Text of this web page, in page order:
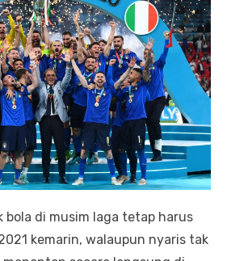
bola di musim laga tetap harus
kemarin, walaupun nyaris tak